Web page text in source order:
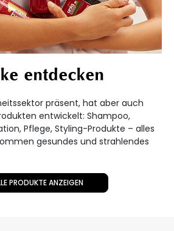
entdecken
präsent, hat aber auch
entwickelt: Shampoo,
Pflege, Styling-Produkte – alles
gesundes und strahlendes
PRODUKTE ANZEIGEN